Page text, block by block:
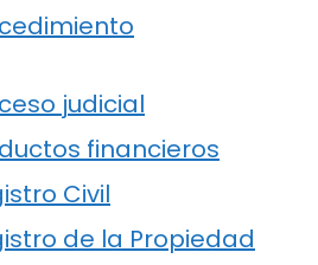
judicial
financieros
Civil
de la Propiedad